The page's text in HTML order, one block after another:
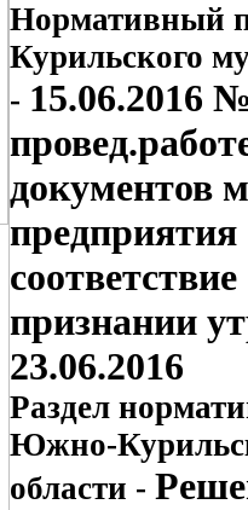
Нормативный
Курильского
- 15.06.2016
документов
признании
23.06.2016
Раздел
Южно-
области -